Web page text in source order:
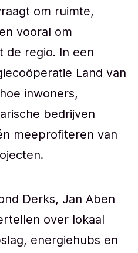
om ruimte,
vooral om
de regio. In een
Land van
inwoners,
bedrijven
meeprofiteren van
Derks, Jan Aben
over lokaal
energiehubs en